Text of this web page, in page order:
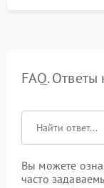
FAQ.
Вы можете
часто